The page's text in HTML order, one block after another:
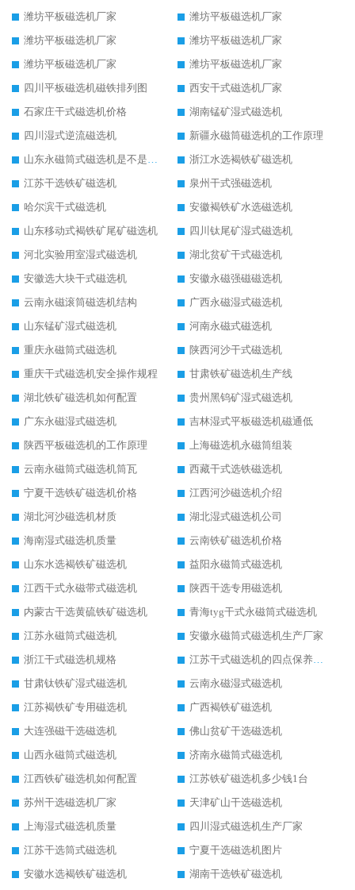
潍坊平板磁选机厂家
潍坊平板磁选机厂家
潍坊平板磁选机厂家
潍坊平板磁选机厂家
潍坊平板磁选机厂家
潍坊平板磁选机厂家
四川平板磁选机磁铁排列图
西安干式磁选机厂家
石家庄干式磁选机价格
湖南锰矿湿式磁选机
四川湿式逆流磁选机
新疆永磁筒磁选机的工作原理
山东永磁筒式磁选机是不是强磁
浙江水选褐铁矿磁选机
江苏干选铁矿磁选机
泉州干式强磁选机
哈尔滨干式磁选机
安徽褐铁矿水选磁选机
山东移动式褐铁矿尾矿磁选机
四川钛尾矿湿式磁选机
河北实验用室湿式磁选机
湖北贫矿干式磁选机
安徽选大块干式磁选机
安徽永磁强磁磁选机
云南永磁滚筒磁选机结构
广西永磁湿式磁选机
山东锰矿湿式磁选机
河南永磁式磁选机
重庆永磁筒式磁选机
陕西河沙干式磁选机
重庆干式磁选机安全操作规程
甘肃铁矿磁选机生产线
湖北铁矿磁选机如何配置
贵州黑钨矿湿式磁选机
广东永磁湿式磁选机
吉林湿式平板磁选机磁通低
陕西平板磁选机的工作原理
上海磁选机永磁筒组装
云南永磁筒式磁选机筒瓦
西藏干式选铁磁选机
宁夏干选铁矿磁选机价格
江西河沙磁选机介绍
湖北河沙磁选机材质
湖北湿式磁选机公司
海南湿式磁选机质量
云南铁矿磁选机价格
山东水选褐铁矿磁选机
益阳永磁筒式磁选机
江西干式永磁带式磁选机
陕西干选专用磁选机
内蒙古干选黄硫铁矿磁选机
青海tyg干式永磁筒式磁选机
江苏永磁筒式磁选机
安徽永磁筒式磁选机生产厂家
浙江干式磁选机规格
江苏干式磁选机的四点保养秘籍
甘肃钛铁矿湿式磁选机
云南永磁湿式磁选机
江苏褐铁矿专用磁选机
广西褐铁矿磁选机
大连强磁干选磁选机
佛山贫矿干选磁选机
山西永磁筒式磁选机
济南永磁筒式磁选机
江西铁矿磁选机如何配置
江苏铁矿磁选机多少钱1台
苏州干选磁选机厂家
天津矿山干选磁选机
上海湿式磁选机质量
四川湿式磁选机生产厂家
江苏干选筒式磁选机
宁夏干选磁选机图片
安徽水选褐铁矿磁选机
湖南干选铁矿磁选机